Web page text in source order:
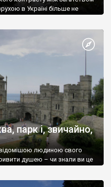
в Україні більше не
парк і, звичайно,
людиною свого
душею – чи знали ви це